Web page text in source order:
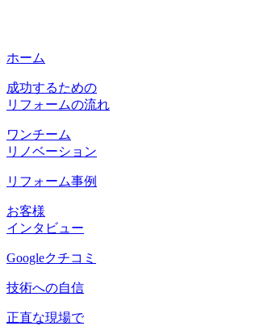
ホーム
成功するための
リフォームの流れ
ワンチーム
リノベーション
リフォーム事例
お客様
インタビュー
Googleクチコミ
技術への自信
正直な現場で